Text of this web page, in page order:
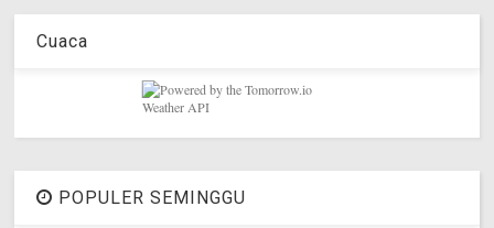
Cuaca
POPULER SEMINGGU